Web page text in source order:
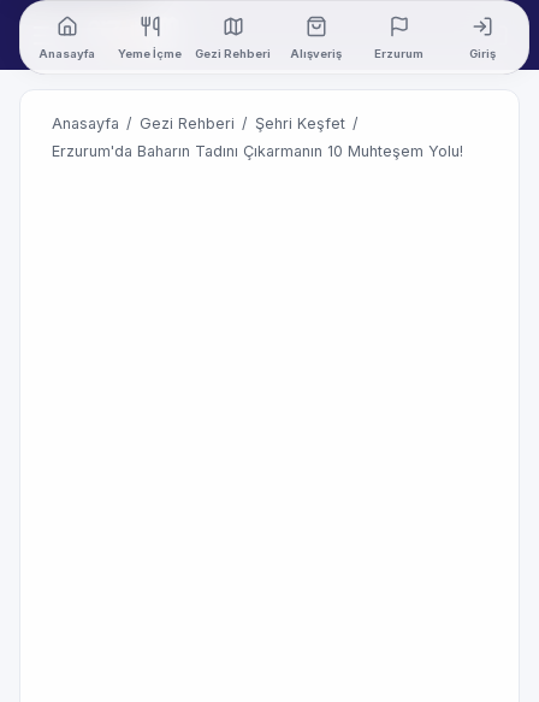
Anasayfa Yeme İçme Gezi Rehberi Alışveriş Erzurum Giriş
Anasayfa / Gezi Rehberi / Şehri Keşfet /
Erzurum'da Baharın Tadını Çıkarmanın 10 Muhteşem Yolu!